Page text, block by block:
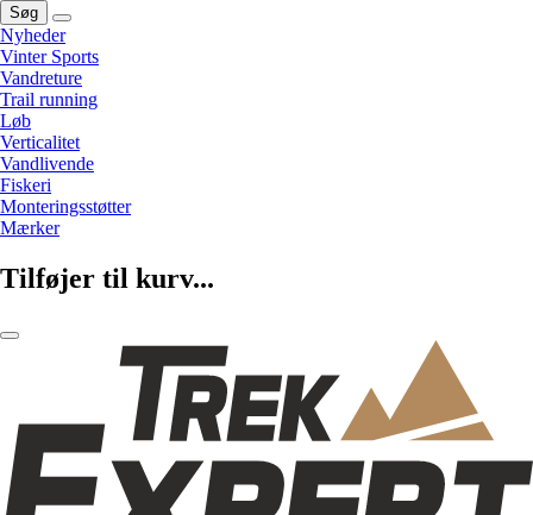
Søg
Nyheder
Vinter Sports
Vandreture
Trail running
Løb
Verticalitet
Vandlivende
Fiskeri
Monteringsstøtter
Mærker
Tilføjer til kurv...